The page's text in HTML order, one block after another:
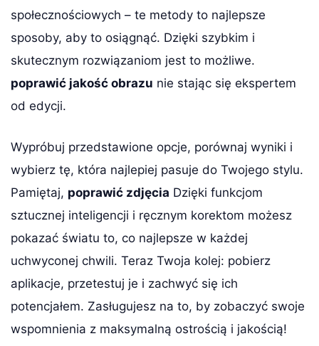
społecznościowych – te metody to najlepsze
sposoby, aby to osiągnąć. Dzięki szybkim i
skutecznym rozwiązaniom jest to możliwe.
poprawić jakość obrazu nie stając się ekspertem
od edycji.
Wypróbuj przedstawione opcje, porównaj wyniki i
wybierz tę, która najlepiej pasuje do Twojego stylu.
Pamiętaj, poprawić zdjęcia Dzięki funkcjom
sztucznej inteligencji i ręcznym korektom możesz
pokazać światu to, co najlepsze w każdej
uchwyconej chwili. Teraz Twoja kolej: pobierz
aplikacje, przetestuj je i zachwyć się ich
potencjałem. Zasługujesz na to, by zobaczyć swoje
wspomnienia z maksymalną ostrością i jakością!